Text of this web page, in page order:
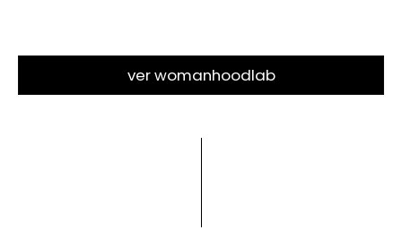
ver womanhoodlab